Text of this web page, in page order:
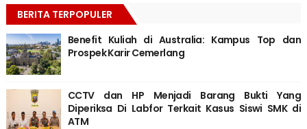
BERITA TERPOPULER
Benefit Kuliah di Australia: Kampus Top dan
Prospek Karir Cemerlang
CCTV dan HP Menjadi Barang Bukti Yang
Diperiksa Di Labfor Terkait Kasus Siswi SMK di
ATM